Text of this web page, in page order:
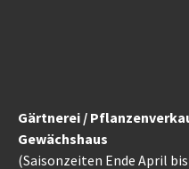
Gärtnerei /
Gewächshaus
(Saisonzeiten Ende April